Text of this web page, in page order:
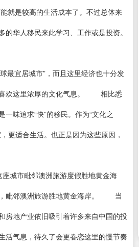
是较高的生活成本了。不过总体来
华人移民来此学习、工作或是投资。
宜居城市”，而且这里经济也十分发
喜欢这里浓厚的文化气息。 相比悉
味追求“快”的移民。作为“文化之
更适合生活。也正是因为这些原因，
。
城市毗邻澳洲旅游度假胜地黄金海
，毗邻澳洲旅游胜地黄金海岸。 当
房地产业依旧吸引着许多来自中国的投
活气息，待久了会更眷恋这里的慢节奏